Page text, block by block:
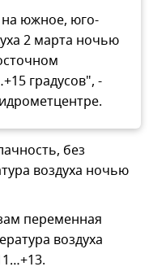
южное, юго-
2 марта ночью
градусов", -
без
воздуха ночью
переменная
воздуха